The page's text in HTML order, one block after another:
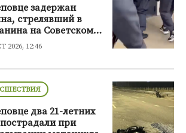
задержан
стрелявший в
на Советском
2026, 12:46
два 21-летних
при